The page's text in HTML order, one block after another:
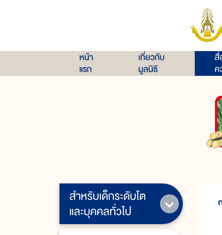
หน้า
แรก
เกี่ยวกับ
มูลนิธิ
สื่
ค
สำหรับเด็กระดับโต
และบุคคลทั่วไป